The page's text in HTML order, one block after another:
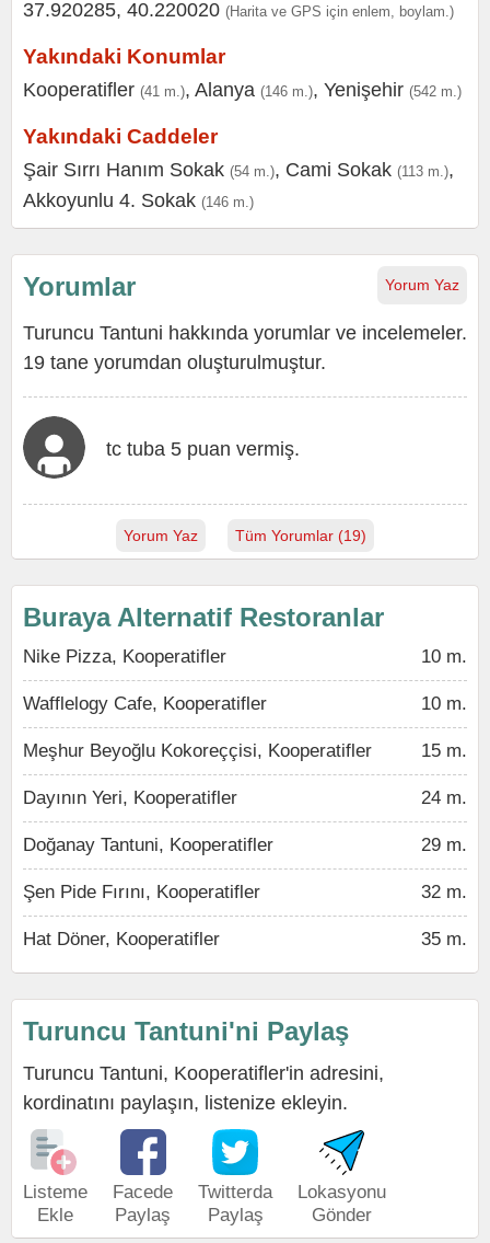
37.920285, 40.220020 (Harita ve GPS için enlem, boylam.)
Yakındaki Konumlar
Kooperatifler (41 m.), Alanya (146 m.), Yenişehir (542 m.)
Yakındaki Caddeler
Şair Sırrı Hanım Sokak (54 m.), Cami Sokak (113 m.),
Akkoyunlu 4. Sokak (146 m.)
Yorum Yaz
Yorumlar
Turuncu Tantuni hakkında yorumlar ve incelemeler.
19 tane yorumdan oluşturulmuştur.
tc tuba 5 puan vermiş.
Yorum Yaz Tüm Yorumlar (19)
Buraya Alternatif Restoranlar
Nike Pizza, Kooperatifler 10 m.
Wafflelogy Cafe, Kooperatifler 10 m.
Meşhur Beyoğlu Kokoreççisi, Kooperatifler 15 m.
Dayının Yeri, Kooperatifler 24 m.
Doğanay Tantuni, Kooperatifler 29 m.
Şen Pide Fırını, Kooperatifler 32 m.
Hat Döner, Kooperatifler 35 m.
Turuncu Tantuni'ni Paylaş
Turuncu Tantuni, Kooperatifler'in adresini,
kordinatını paylaşın, listenize ekleyin.
Listeme
Ekle
Facede
Paylaş
Twitterda
Paylaş
Lokasyonu
Gönder